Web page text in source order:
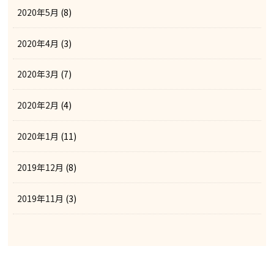
2020年5月 (8)
2020年4月 (3)
2020年3月 (7)
2020年2月 (4)
2020年1月 (11)
2019年12月 (8)
2019年11月 (3)